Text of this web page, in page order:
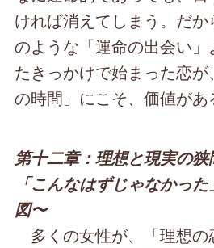
ければ消えてしまう。だ
のような「運命の出会い
たきっかけで始まった恋
の時間」にこそ、価値があ
第十二章：理想と現実の
「こんなはずじゃなかっ
図〜
多くの女性が、「理想の